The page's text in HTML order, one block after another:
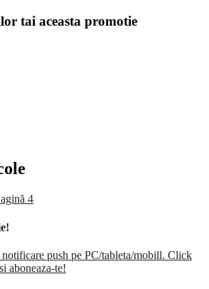
tai aceasta promotie
4
push pe PC/tableta/mobill. Click
aboneaza-te!